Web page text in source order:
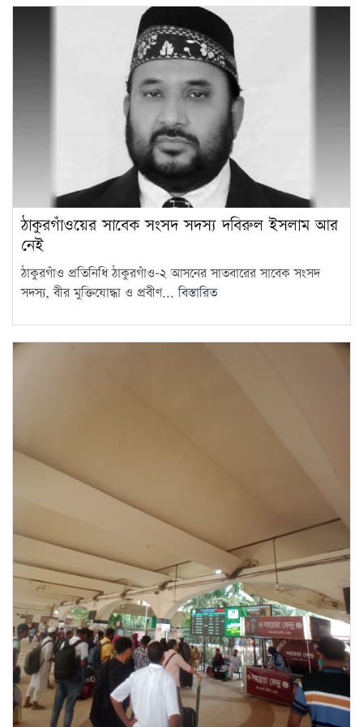
ঠাকুরগাঁওয়ের সাবেক সংসদ সদস্য দবিরুল ইসলাম আর
নেই
ঠাকুরগাঁও প্রতিনিধি ঠাকুরগাঁও-২ আসনের সাতবারের সাবেক সংসদ
সদস্য, বীর মুক্তিযোদ্ধা ও প্রবীণ...বিস্তারিত